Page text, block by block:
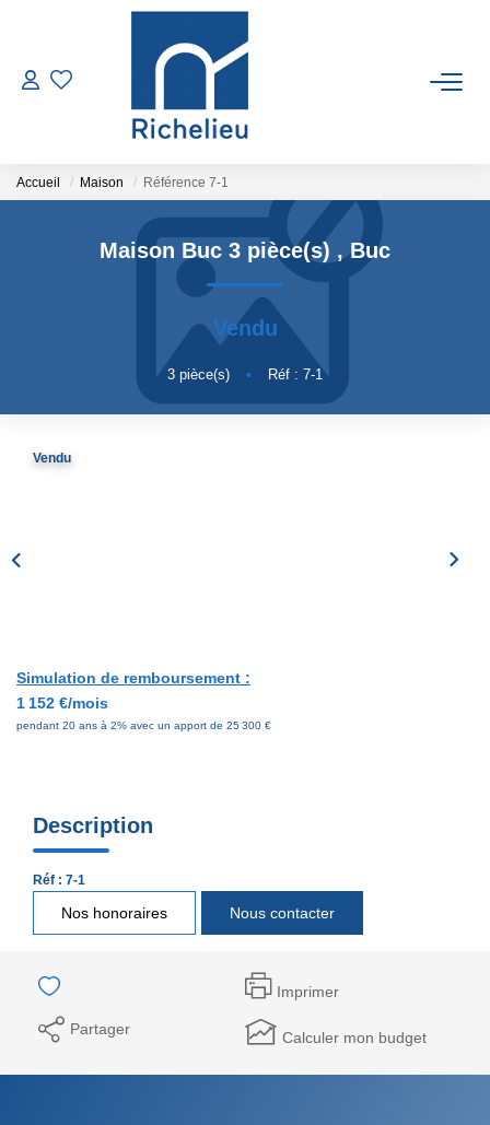
VENTES
LOCATIONS
ESTIMATION
GESTION
RICHELIEU
Accueil Maison Référence 7-1
Maison Buc 3 pièce(s) ,Buc
Vendu
3 pièce(s) • Réf : 7-1
Vendu
Simulation de remboursement :
1 152 €/mois
pendant 20 ans à 2% avec un apport de 25 300 €
Description
Réf : 7-1
Nos honoraires Nous contacter
Imprimer
Partager Calculer mon budget